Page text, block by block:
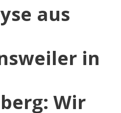
aus
in
Wir